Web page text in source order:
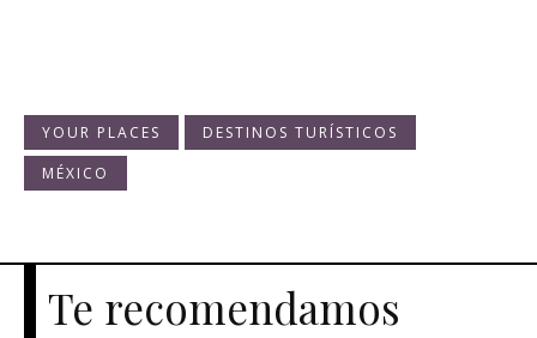
YOUR PLACES
DESTINOS TURÍSTICOS
MÉXICO
Te recomendamos